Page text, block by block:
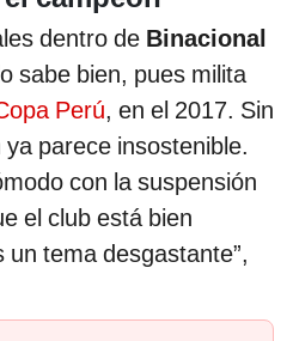
dentro de Binacional
sabe bien, pues milita
Perú, en el 2017. Sin
parece insostenible.
con la suspensión
el club está bien
tema desgastante”,